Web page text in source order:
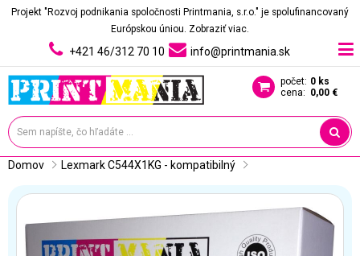
Projekt "Rozvoj podnikania spoločnosti Printmania, s.r.o." je spolufinancovaný
Európskou úniou. Zobraziť viac.
+421 46/312 70 10 info@printmania.sk
počet: 0 ks
cena: 0,00 €
Domov Lexmark C544X1KG - kompatibilný